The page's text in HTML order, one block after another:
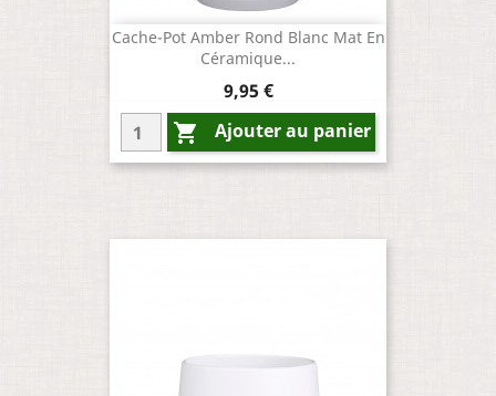
Cache-Pot Amber Rond Blanc Mat En
Céramique...
Prix
9,95 €
 Ajouter au panier